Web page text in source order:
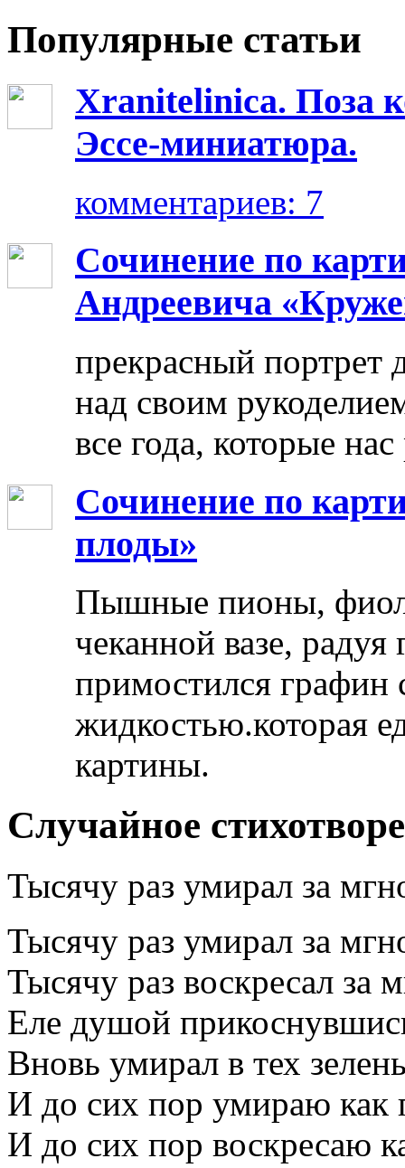
Популярные статьи
Xranitelinica. Поза
Эссе-миниатюра.
комментариев: 7
Сочинение по
Андреевича
прекрасный портрет
над своим
все года, которые
Сочинение по
плоды»
Пышные пионы,
чеканной вазе,
примостился графин
жидкостью.которая
картины.
Случайное
Тысячу раз умирал за
Тысячу раз умирал за
Тысячу раз воскресал за
Еле душой
Вновь умирал в тех
И до сих пор умираю как
И до сих пор воскресаю